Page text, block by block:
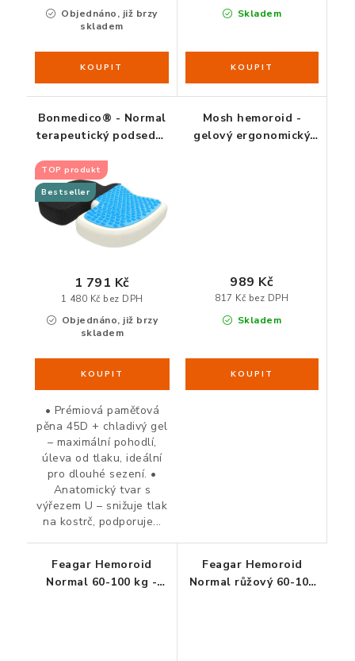
Objednáno, již brzy
skladem
Skladem
Bonmedico® - Normal
terapeutický podsedák
gelu
TOP produkt
Bestseller
Objednáno, již brzy
skladem
1 480 Kč bez DPH
1 791 Kč
• Prémiová paměťová
pěna 45D + chladivý gel
– maximální pohodlí,
úleva od tlaku, ideální
pro dlouhé sezení. •
Anatomický tvar s
výřezem U – snižuje tlak
na kostrč, podporuje...
Mosh hemoroid -
gelový ergonomický
Skladem
817 Kč bez DPH
989 Kč
Feagar Hemoroid
Normal 60-100 kg -
Feagar Hemoroid
Normal růžový 60-100